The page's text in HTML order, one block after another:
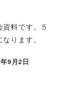
料です。５
ります。
9月2日